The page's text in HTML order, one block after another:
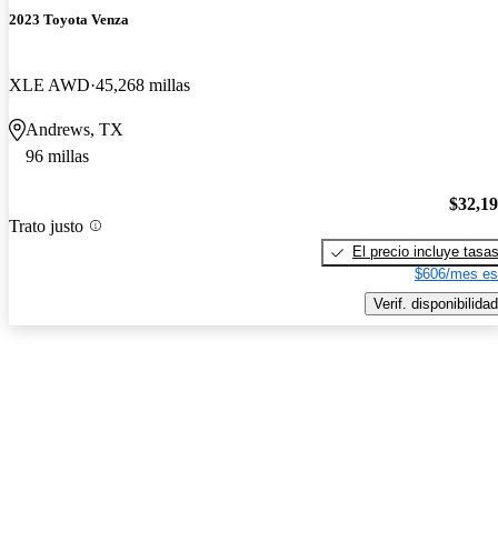
2023 Toyota Venza
XLE AWD 45,268 millas
Andrews, TX
96 millas
Trato justo
El precio incluye tasas
$606/mes
Verif. disponibilidad